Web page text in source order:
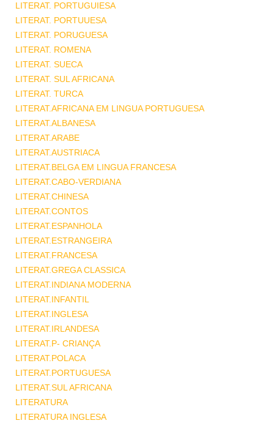
LITERAT. PORTUGUIESA
LITERAT. PORTUUESA
LITERAT. PORUGUESA
LITERAT. ROMENA
LITERAT. SUECA
LITERAT. SUL AFRICANA
LITERAT. TURCA
LITERAT.AFRICANA EM LINGUA PORTUGUESA
LITERAT.ALBANESA
LITERAT.ARABE
LITERAT.AUSTRIACA
LITERAT.BELGA EM LINGUA FRANCESA
LITERAT.CABO-VERDIANA
LITERAT.CHINESA
LITERAT.CONTOS
LITERAT.ESPANHOLA
LITERAT.ESTRANGEIRA
LITERAT.FRANCESA
LITERAT.GREGA CLASSICA
LITERAT.INDIANA MODERNA
LITERAT.INFANTIL
LITERAT.INGLESA
LITERAT.IRLANDESA
LITERAT.P- CRIANÇA
LITERAT.POLACA
LITERAT.PORTUGUESA
LITERAT.SUL AFRICANA
LITERATURA
LITERATURA INGLESA